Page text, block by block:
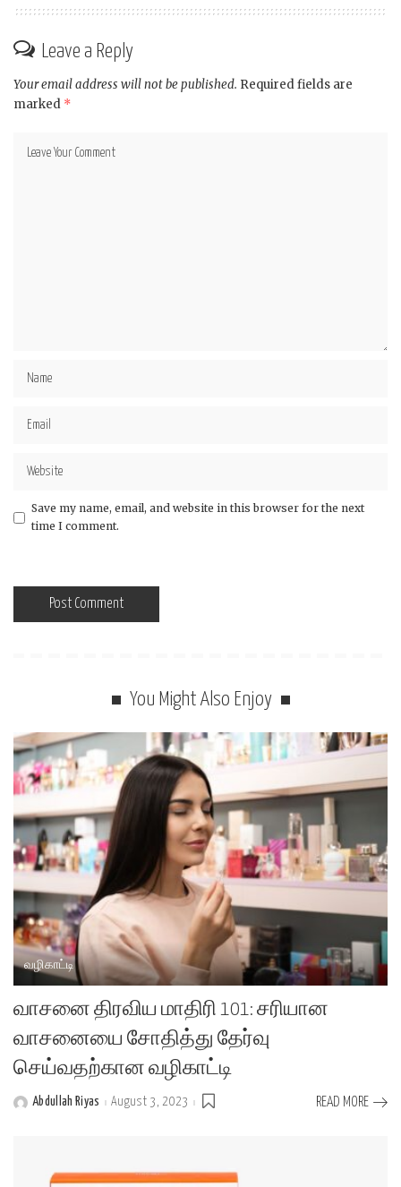
Leave a Reply
Your email address will not be published. Required fields are
marked *
Save my name, email, and website in this browser for the next
time I comment.
You Might Also Enjoy
வழிகாட்டி
வாசனை திரவிய மாதிரி 101: சரியான
வாசனையை சோதித்து தேர்வு
செய்வதற்கான வழிகாட்டி
PostedAbdullah Riyas August 3, 2023 READ MORE